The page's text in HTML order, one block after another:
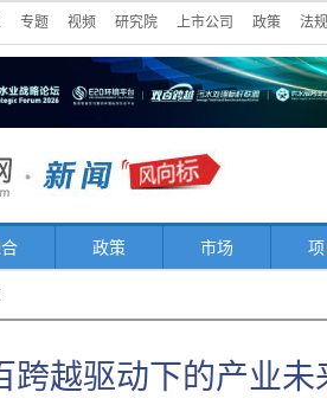
专题 视频 研究院 上市公司 政策 法规
政策 市场 项
跨越驱动下的产业未